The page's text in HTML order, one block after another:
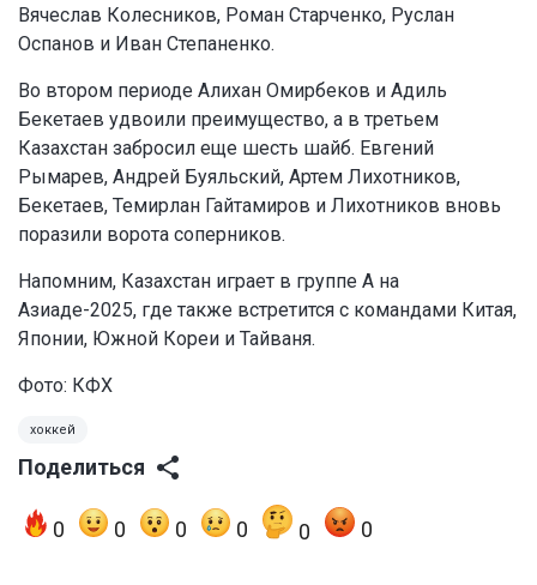
Вячеслав Колесников, Роман Старченко, Руслан
Оспанов и Иван Степаненко.
Во втором периоде Алихан Омирбеков и Адиль
Бекетаев удвоили преимущество, а в третьем
Казахстан забросил еще шесть шайб. Евгений
Рымарев, Андрей Буяльский, Артем Лихотников,
Бекетаев, Темирлан Гайтамиров и Лихотников вновь
поразили ворота соперников.
Напомним, Казахстан играет в группе А на
Азиаде-2025, где также встретится с командами Китая,
Японии, Южной Кореи и Тайваня.
Фото: КФХ
хоккей
Поделиться
0 0 0 0 0 0